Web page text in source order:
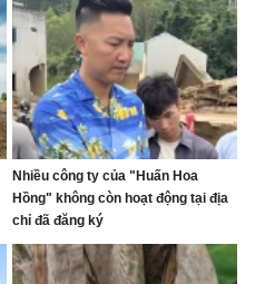
Nhiều công ty của "Huấn Hoa
Hồng" không còn hoạt động tại địa
chỉ đã đăng ký